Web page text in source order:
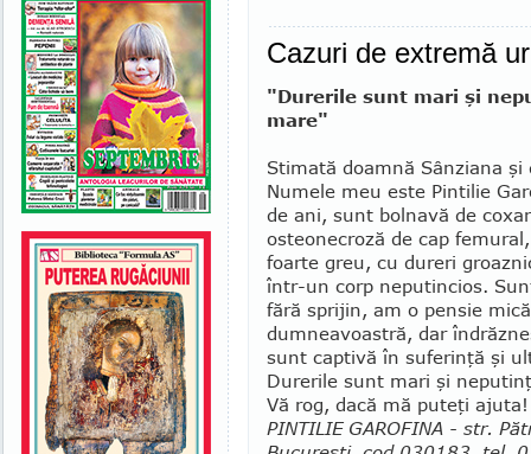
Cazuri de extremă
"Durerile sunt mari şi
mare"
Stimată doamnă Sânziana
Numele meu este Pintilie
de ani, sunt bolnavă de
osteonecroză de cap
foarte greu, cu dureri
într-un corp neputincios.
fără sprijin, am o pensie
dumneavoastră, dar
sunt captivă în suferinţă şi
Durerile sunt mari şi
Vă rog, dacă mă puteţi
PINTILIE GAROFINA - str.